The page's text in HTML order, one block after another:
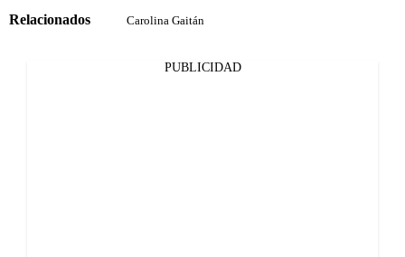
Relacionados Carolina Gaitán
PUBLICIDAD